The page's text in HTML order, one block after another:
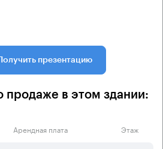
презентацию
продаже в этом здании:
Арендная плата Этаж